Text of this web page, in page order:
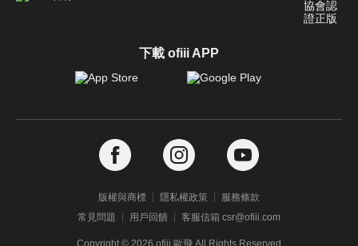
下載 ofiii APP
版權與商標 隱私權政策
服務條款
常見問題
用戶回饋 客服信箱 csr@ofiii.com
Copyright © 2026 ofiii 歐飛 All Rights Reserved